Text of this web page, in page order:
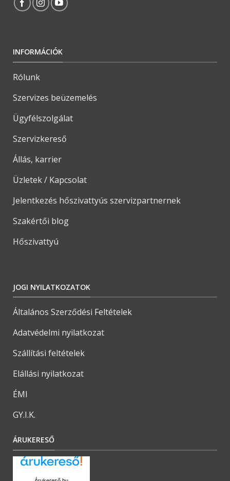
INFORMÁCIÓK
Rólunk
Szervizes beüzemelés
Ügyfélszolgálat
Szervizkereső
Állás, karrier
Üzletek / Kapcsolat
Jelentkezés hőszivattyús szervizpartnernek
Szakértői blog
Hőszivattyú
JOGI NYILATKOZATOK
Általános Szerződési Feltételek
Adatvédelmi nyilatkozat
Szállítási feltételek
Elállási nyilatkozat
ÉMI
GY.I.K.
ÁRUKERESŐ